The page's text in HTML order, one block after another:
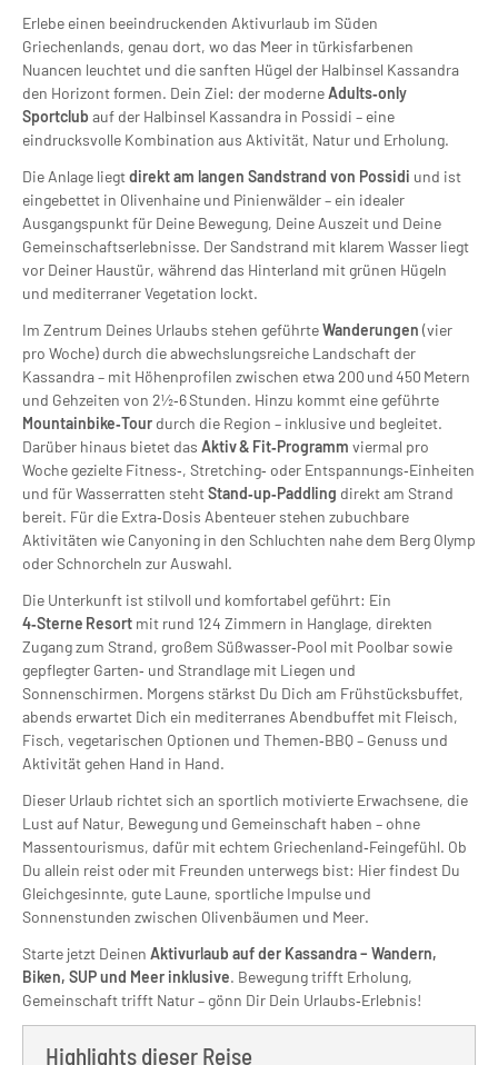
Erlebe einen beeindruckenden Aktivurlaub im Süden
Griechenlands, genau dort, wo das Meer in türkisfarbenen
Nuancen leuchtet und die sanften Hügel der Halbinsel Kassandra
den Horizont formen. Dein Ziel: der moderneAdults‑only
Sportclub auf der Halbinsel Kassandra in Possidi – eine
eindrucksvolle Kombination aus Aktivität, Natur und Erholung.
Die Anlage liegtdirekt am langen Sandstrand von Possidi und ist
eingebettet in Olivenhaine und Pinienwälder – ein idealer
Ausgangspunkt für Deine Bewegung, Deine Auszeit und Deine
Gemeinschaftserlebnisse. Der Sandstrand mit klarem Wasser liegt
vor Deiner Haustür, während das Hinterland mit grünen Hügeln
und mediterraner Vegetation lockt.
Im Zentrum Deines Urlaubs stehen geführteWanderungen (vier
pro Woche) durch die abwechslungsreiche Landschaft der
Kassandra – mit Höhenprofilen zwischen etwa 200 und 450 Metern
und Gehzeiten von 2½‑6 Stunden. Hinzu kommt eine geführte
Mountainbike‑Tour durch die Region – inklusive und begleitet.
Darüber hinaus bietet das Aktiv & Fit‑Programm viermal pro
Woche gezielte Fitness‑, Stretching‑ oder Entspannungs‑Einheiten
und für Wasserratten stehtStand‑up‑Paddling direkt am Strand
bereit. Für die Extra‑Dosis Abenteuer stehen zubuchbare
Aktivitäten wie Canyoning in den Schluchten nahe dem Berg Olymp
oder Schnorcheln zur Auswahl.
Die Unterkunft ist stilvoll und komfortabel geführt: Ein
4‑Sterne Resort mit rund 124 Zimmern in Hanglage, direkten
Zugang zum Strand, großem Süßwasser‑Pool mit Poolbar sowie
gepflegter Garten‑ und Strandlage mit Liegen und
Sonnenschirmen. Morgens stärkst Du Dich am Frühstücksbuffet,
abends erwartet Dich ein mediterranes Abendbuffet mit Fleisch,
Fisch, vegetarischen Optionen und Themen‑BBQ – Genuss und
Aktivität gehen Hand in Hand.
Dieser Urlaub richtet sich an sportlich motivierte Erwachsene, die
Lust auf Natur, Bewegung und Gemeinschaft haben – ohne
Massentourismus, dafür mit echtem Griechenland‑Feingefühl. Ob
Du allein reist oder mit Freunden unterwegs bist: Hier findest Du
Gleichgesinnte, gute Laune, sportliche Impulse und
Sonnenstunden zwischen Olivenbäumen und Meer.
Starte jetzt Deinen Aktivurlaub auf der Kassandra – Wandern,
Biken, SUP und Meer inklusive. Bewegung trifft Erholung,
Gemeinschaft trifft Natur – gönn Dir Dein Urlaubs‑Erlebnis!
Highlights dieser Reise